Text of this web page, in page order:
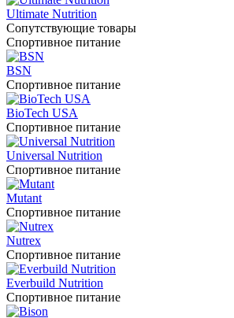
Ultimate Nutrition
Сопутствующие товары
Спортивное питание
BSN
Спортивное питание
BioTech USA
Спортивное питание
Universal Nutrition
Спортивное питание
Mutant
Спортивное питание
Nutrex
Спортивное питание
Everbuild Nutrition
Спортивное питание